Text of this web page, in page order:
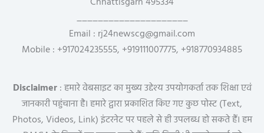
_____________________
Email : rj24newscg@gmail.com
Mobile : +917024235555, +919111007775, +918770934885
Disclaimer: हमारे वेबसाइट का मुख्य उद्देश्य उपयोगकर्ता तक शिक्षा एवं
जानकारी पहुंचाना है। हमारे द्वारा प्रकाशित किए गए कुछ पोस्ट (Text,
Photos, Videos, Link) इंटरनेट पर पहले से ही उपलब्ध हो सकते हैं। हम